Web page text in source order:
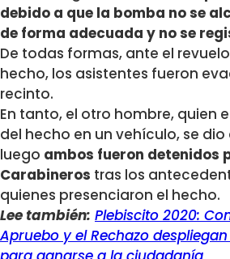
debido a que la bomba no se
de forma adecuada y no se
De todas formas, ante el
hecho, los asistentes fueron
recinto.
En tanto, el otro hombre, quien
del hecho en un vehículo, se
luego ambos fueron detenidos
Carabineros tras los
quienes presenciaron el hecho.
Lee también: Plebiscito 2020:
Apruebo y el Rechazo